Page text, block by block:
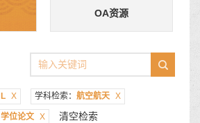
OA资源
L X 学科检索： 航空航天 X
学位论文 X 清空检索